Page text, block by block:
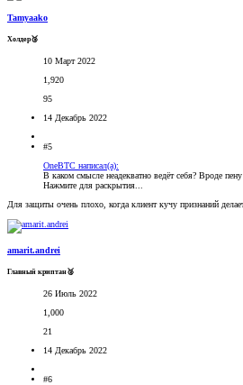
Tamyaako
Холдер🥉
10 Март 2022
1,920
95
14 Декабрь 2022
#5
OneBTC написал(а):
В каком смысле неадекватно ведёт себя? Вроде
Нажмите для раскрытия...
Для защиты очень плохо, когда клиент кучу признаний
amarit.andrei
Главный криптан🥈
26 Июль 2022
1,000
21
14 Декабрь 2022
#6